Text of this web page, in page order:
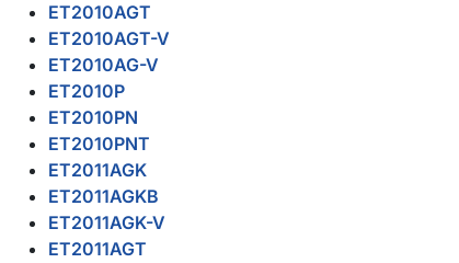
ET2010AGT
ET2010AGT-V
ET2010AG-V
ET2010P
ET2010PN
ET2010PNT
ET2011AGK
ET2011AGKB
ET2011AGK-V
ET2011AGT